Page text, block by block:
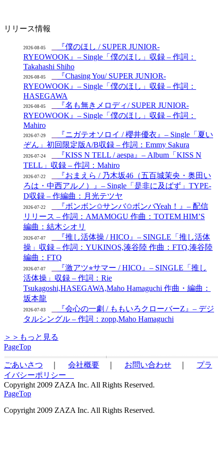
リリース情報
2026-08-05
『僕のほし / SUPER JUNIOR-
RYEOWOOK』– Single「僕のほし」収録 – 作詞：
Takahashi Shiho
2026-08-05
『Chasing You/ SUPER JUNIOR-
RYEOWOOK』– Single「僕のほし」収録 – 作詞：
HASEGAWA
2026-08-05
『名も無きメロディ/ SUPER JUNIOR-
RYEOWOOK』– Single「僕のほし」収録 – 作詞：
Mahiro
2026-07-29
『ニガテオソロイ / 櫻井優衣』– Single「夏い
ぞん」初回限定版A/B収録 – 作詞：Emmy Sakura
2026-07-24
『KISS N TELL / aespa』– Album「KISS N
TELL」収録 – 作詞：Mahiro
2026-07-22
『おまえら / 乃木坂46（五百城茉央・奥田い
ろは・中西アルノ）』– Single「是非に及ばず」TYPE-
D収録 – 作編曲：月光テツヤ
2026-07-22
『ボンボン✩サンバ✩ボンバYeah！』– 配信
リリース – 作詞：AMAMOGU 作曲：TOTEM HIM’S
編曲：結木シオリ
2026-07-07
『推し活体操 / HICO』– SINGLE「推し活体
操」収録 – 作詞：YUKINOS,湊谷陸 作曲：FTQ,湊谷陸
編曲：FTQ
2026-07-07
『激アツ⭐︎サマー / HICO』– SINGLE「推し
活体操」収録 – 作詞：Rie
Tsukagoshi,HASEGAWA,Maho Hamaguchi 作曲・編曲：
坂本龍
2026-07-03
『会心の一劇 / ももいろクローバーZ』– デジ
タルシングル – 作詞：zopp,Maho Hamaguchi
＞＞もっと見る
PageTop
ごあいさつ 会社概要 お問い合わせ
プラ
イバシーポリシー
Copyright 2009 ZAZA Inc. All Rights Reserved.
PageTop
Copyright 2009 ZAZA Inc. All Rights Reserved.